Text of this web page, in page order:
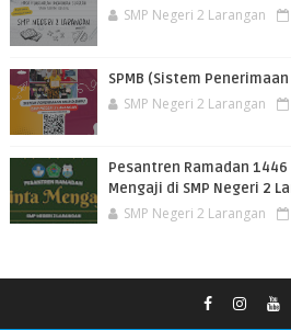
SMP Negeri 2 Larangan
SPMB (Sistem
SMP Negeri 2 Larangan
Pesantren Ramadan
Mengaji di SMP Negeri 2
SMP Negeri 2 Larangan